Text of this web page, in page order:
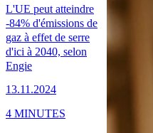
L'UE peut atteindre
-84% d'émissions de
gaz à effet de serre
d'ici à 2040, selon
Engie
13.11.2024
4 MINUTES